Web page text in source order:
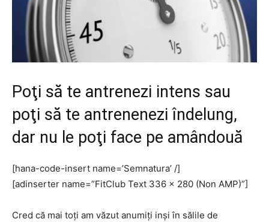
Poţi să te antrenezi intens sau
poţi să te antrenenezi îndelung,
dar nu le poţi face pe amândouă
[hana-code-insert name=’Semnatura’ /]
[adinserter name=”FitClub Text 336 x 280 (Non AMP)”]
Cred că mai toţi am văzut anumiţi inşi în sălile de